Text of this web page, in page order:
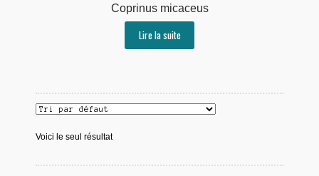
Coprinus micaceus
Lire la suite
Voici le seul résultat